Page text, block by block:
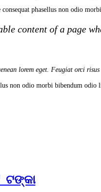
phasellus non odio
content of a page
lorem eget. Feugiat orci
non odio morbi bibendum odio